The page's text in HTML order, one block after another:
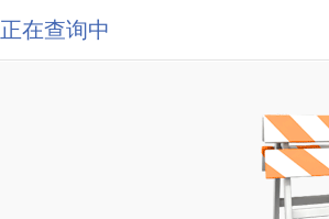
正在查询中